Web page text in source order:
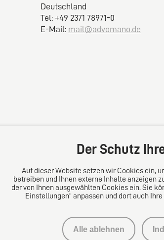
Deutschland
Tel: +49 2371 78971-0
E-Mail: mail@advomano.de
Der Schutz
Auf dieser Website setzen wir Cookies ein,
betreiben und Ihnen externe Inhalte anzeigen
der von Ihnen ausgewählten Cookies ein. Sie
Einstellungen" anpassen und dort auch
Alle ablehnen